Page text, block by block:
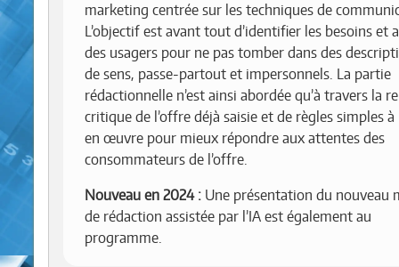
marketing centrée sur les techniques de
L’objectif est avant tout d’identifier les besoins et
des usagers pour ne pas tomber dans des
de sens, passe-partout et impersonnels. La partie
rédactionnelle n’est ainsi abordée qu’à travers la
critique de l’offre déjà saisie et de règles simples
en œuvre pour mieux répondre aux attentes des
consommateurs de l’offre.
Nouveau en 2024 : Une présentation du nouveau
de rédaction assistée par l’IA est également au
programme.